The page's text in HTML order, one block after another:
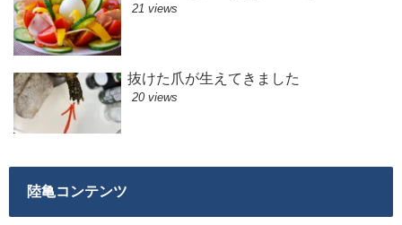
21 views
抜けた爪が生えてきました
20 views
陸亀コンテンツ